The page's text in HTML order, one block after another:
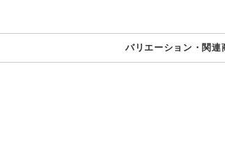
バリエーション・関連